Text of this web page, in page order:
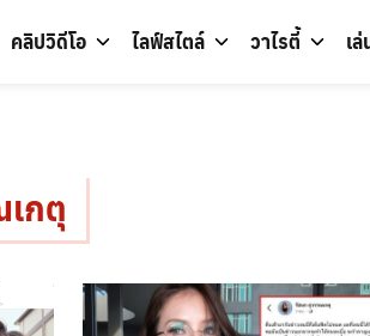
คลิปวิดีโอ ไลฟ์สไตล์ วาไรตี้ เ
กตุ